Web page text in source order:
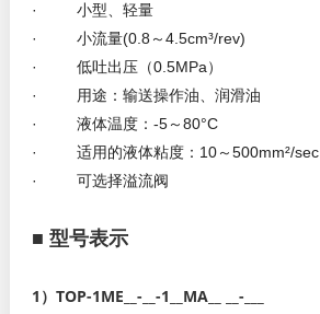
· 小型、轻量
· 小流量(0.8～4.5cm³/rev)
· 低吐出压（0.5MPa）
· 用途：输送操作油、润滑油
· 液体温度：-5～80°C
· 适用的液体粘度：10～500mm²/sec
· 可选择溢流阀
■ 型号表示
1）TOP-1ME__-__-1__MA__ __-___